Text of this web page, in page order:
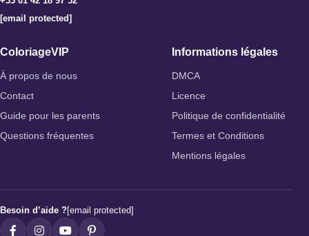
[email protected]
ColoriageVIP
À propos de nous
Contact
Guide pour les parents
Questions fréquentes
Informations légales
DMCA
Licence
Politique de confidentialité
Termes et Conditions
Mentions légales
Besoin d’aide ?[email protected]